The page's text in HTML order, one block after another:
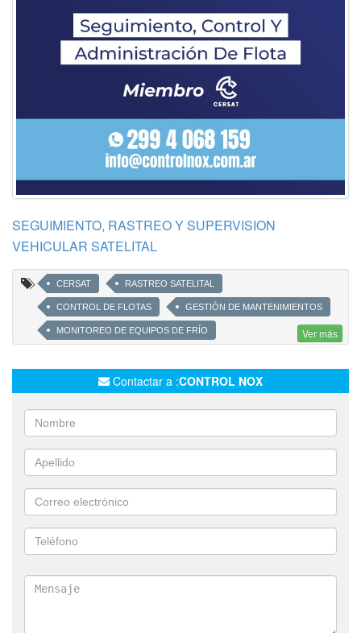
SEGUIMIENTO, RASTREO Y SUPERVISION
VEHICULAR SATELITAL
CERSAT RASTREO SATELITAL
CONTROL DE FLOTAS GESTIÓN DE MANTENIMIENTOS
MONITOREO DE EQUIPOS DE FRÍO
MONITOREO DE TEMPERATURA Y HUMEDAD
VISUALIZACIÓN EN TIEMPO REAL DE TODA LA FLOTA
HISTORIALES DE RECORRIDOS PARADAS DISTANCIAS
VELOCIDADES
ADMINISTRACIÓN DE FLOTA
AVISOS POR VENCIMIENTO DE DOCUMENTACIÓN DE FLOTA
Ver más
Contactar a :CONTROL NOX